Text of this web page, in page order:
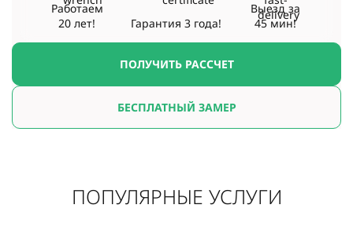
ПОЛУЧИТЬ РАССЧЕТ
БЕСПЛАТНЫЙ ЗАМЕР
Работаем
20 лет!
Гарантия3 года!
Выезд за
45 мин!
ПОПУЛЯРНЫЕ УСЛУГИ